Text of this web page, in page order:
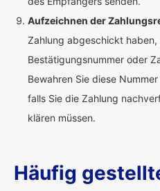
Aufzeichnen der
Zahlung abgeschickt haben,
Bestätigungsnummer oder
Bewahren Sie diese
falls Sie die Zahlung
klären müssen.
Häufig